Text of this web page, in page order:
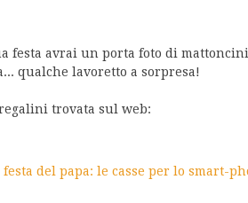
festa avrai un porta foto di
qualche lavoretto a sorpresa!
trovata sul web:
del papa: le casse per lo smart-